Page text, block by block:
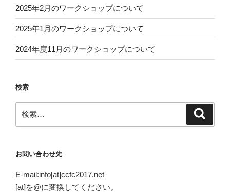
2025年2月のワークショップについて
2025年1月のワークショップについて
2024年度11月のワークショップについて
検索
索:
お問い合わせ先
E-mail:info[at]ccfc2017.net
[at]を@に変換してください。